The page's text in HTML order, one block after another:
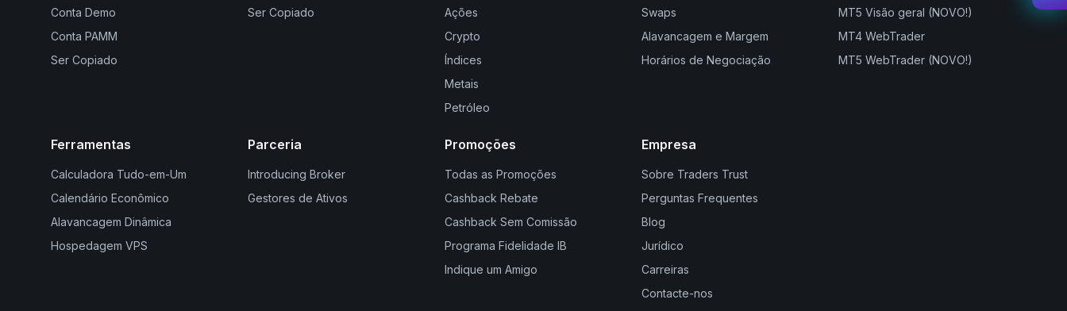
Conta Demo
Conta PAMM
Ser Copiado
Ser Copiado
Ações
Crypto
Índices
Metais
Petróleo
Swaps
Alavancagem e Margem
Horários de Negociação
MT5 Visão geral (NOVO!)
MT4 WebTrader
MT5 WebTrader (NOVO!)
Ferramentas
Calculadora Tudo-em-Um
Calendário Econômico
Alavancagem Dinâmica
Hospedagem VPS
Parceria
Introducing Broker
Gestores de Ativos
Promoções
Todas as Promoções
Cashback Rebate
Cashback Sem Comissão
Programa Fidelidade IB
Indique um Amigo
Empresa
Sobre Traders Trust
Perguntas Frequentes
Blog
Jurídico
Carreiras
Contacte-nos